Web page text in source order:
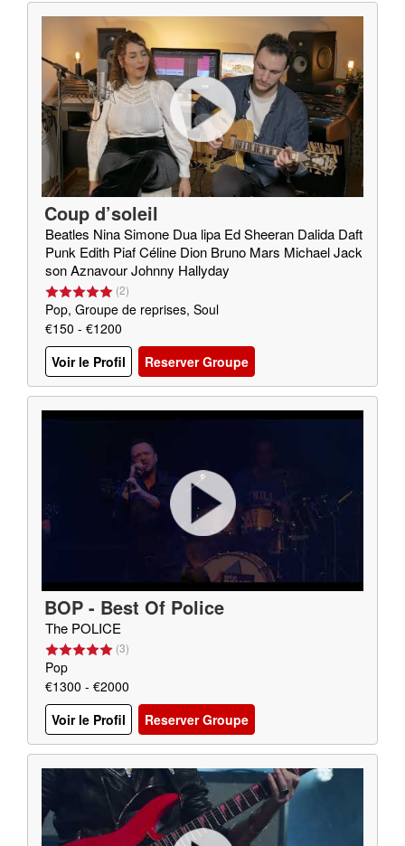
Coup d’soleil
Beatles Nina Simone Dua lipa Ed Sheeran Dalida Daft
Punk Edith Piaf Céline Dion Bruno Mars Michael Jack
son Aznavour Johnny Hallyday
(2)
Pop, Groupe de reprises, Soul
€150 - €1200
Voir le Profil
Reserver Groupe
BOP - Best Of Police
The POLICE
(3)
Pop
€1300 - €2000
Voir le Profil
Reserver Groupe